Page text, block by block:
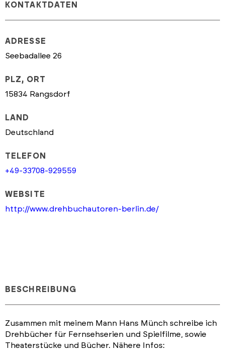
KONTAKTDATEN
ADRESSE
Seebadallee 26
PLZ, ORT
15834 Rangsdorf
LAND
Deutschland
TELEFON
+49-33708-929559
WEBSITE
http://www.drehbuchautoren-berlin.de/
BESCHREIBUNG
Zusammen mit meinem Mann Hans Münch schreibe ich
Drehbücher für Fernsehserien und Spielfilme, sowie
Theaterstücke und Bücher. Nähere Infos: